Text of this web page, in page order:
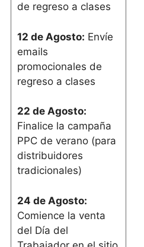
de regreso a clases
12 de Agosto: Envíe
emails
promocionales de
regreso a clases
22 de Agosto:
Finalice la campaña
PPC de verano (para
distribuidores
tradicionales)
24 de Agosto:
Comience la venta
del Día del